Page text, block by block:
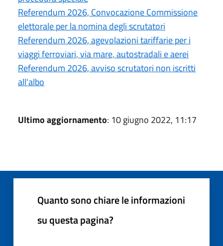
Referendum 2026, Convocazione Commissione
elettorale per la nomina degli scrutatori
Referendum 2026, agevolazioni tariffarie per i
viaggi ferroviari, via mare, autostradali e aerei
Referendum 2026, avviso scrutatori non iscritti
all'albo
Ultimo aggiornamento: 10 giugno 2022, 11:17
Quanto sono chiare le informazioni
su questa pagina?